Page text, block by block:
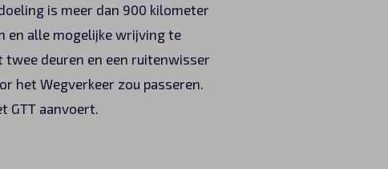
is meer dan 900 kilometer
en alle mogelijke wrijving te
twee deuren en een ruitenwisser
het Wegverkeer zou passeren.
GTT aanvoert.